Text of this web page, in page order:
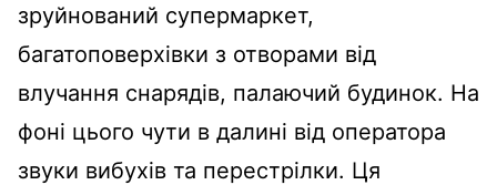
зруйнований супермаркет,
багатоповерхівки з отворами від
влучання снарядів, палаючий будинок. На
фоні цього чути в далині від оператора
звуки вибухів та перестрілки. Ця